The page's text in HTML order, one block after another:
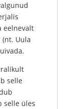
eelnevalt
Uula
selle
selle üles